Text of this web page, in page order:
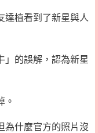
達植看到了新星與人
」的誤解，認為新星
。
為什麼官方的照片沒